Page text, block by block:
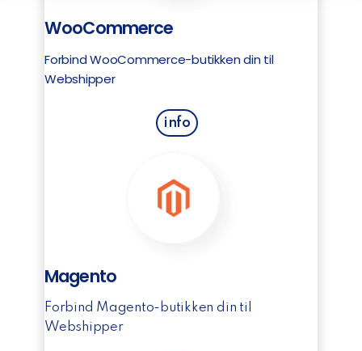
WooCommerce
Forbind WooCommerce-butikken din til
Webshipper
info
Magento
Forbind Magento-butikken din til
Webshipper